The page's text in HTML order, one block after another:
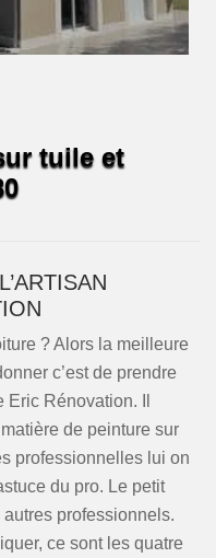
tuile et
? Alors la meilleure
c’est de prendre
Rénovation. Il
de peinture sur
professionnelles lui on
du pro. Le petit
professionnels.
ce sont les quatre